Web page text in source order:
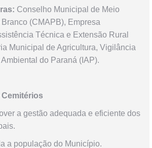
Conselho Municipal de Meio
(CMAPB), Empresa
Técnica e Extensão Rural
Municipal de Agricultura, Vigilância
do Paraná (IAP).
a gestão adequada e eficiente dos
a população do Município.